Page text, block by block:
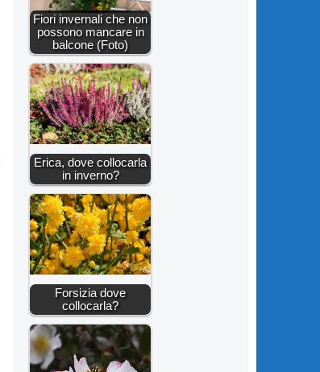
Fiori invernali che non
possono mancare in
balcone (Foto)
Erica, dove collocarla
in inverno?
Forsizia dove
collocarla?